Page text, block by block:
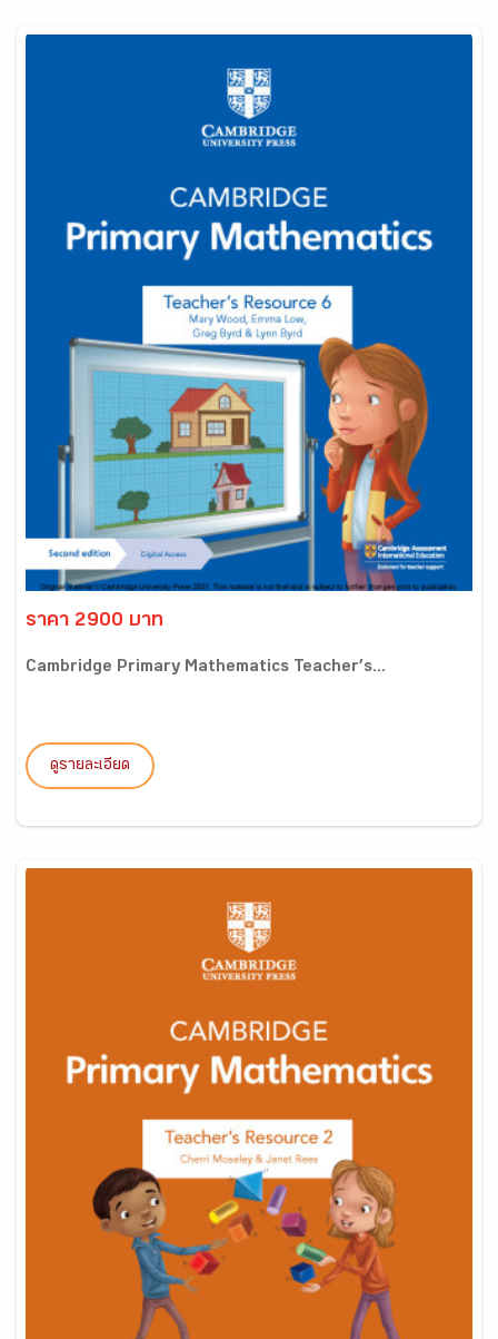
ราคา 2900 บาท
Cambridge Primary Mathematics Teacher’s...
ดูรายละเอียด